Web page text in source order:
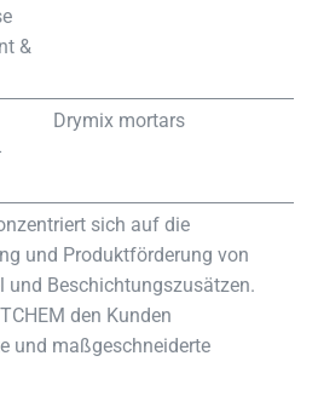
&
Drymix mortars
sich auf die
und Produktförderung von
und Beschichtungszusätzen.
den Kunden
und maßgeschneiderte